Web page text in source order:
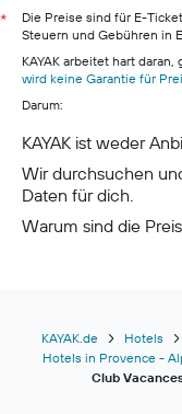
Hotels in Berlin
Hotels in Hamburg
Hotels in Pillig
Hotels in
Hotels in Neustadt
Hotels in
*
Die Preise sind für E-
Steuern und Gebühren in
KAYAK arbeitet hart
wird keine Garantie für
Darum:
KAYAK ist weder
Wir durchsuchen
Daten für dich.
Warum sind die
KAYAK.de Hotels
Hotels in Provence -
Club